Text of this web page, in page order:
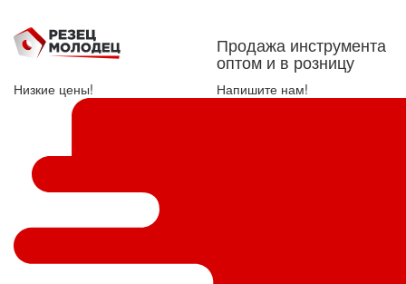
Продажа инструмента
оптом и в розницу
Низкие цены! Напишите нам!